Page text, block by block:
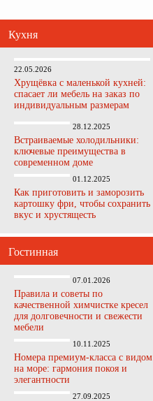
Кухня
22.05.2026
Хрущёвка с маленькой кухней:
спасает ли мебель на заказ по
индивидуальным размерам
28.12.2025
Встраиваемые холодильники:
ключевые преимущества в
современном доме
01.12.2025
Как приготовить и заморозить
картошку фри, чтобы сохранить
вкус и хрустящесть
Гостинная
07.01.2026
Правила и советы по
качественной химчистке кресел
для долговечности и свежести
мебели
10.11.2025
Номера премиум-класса с видом
на море: гармония покоя и
элегантности
27.09.2025